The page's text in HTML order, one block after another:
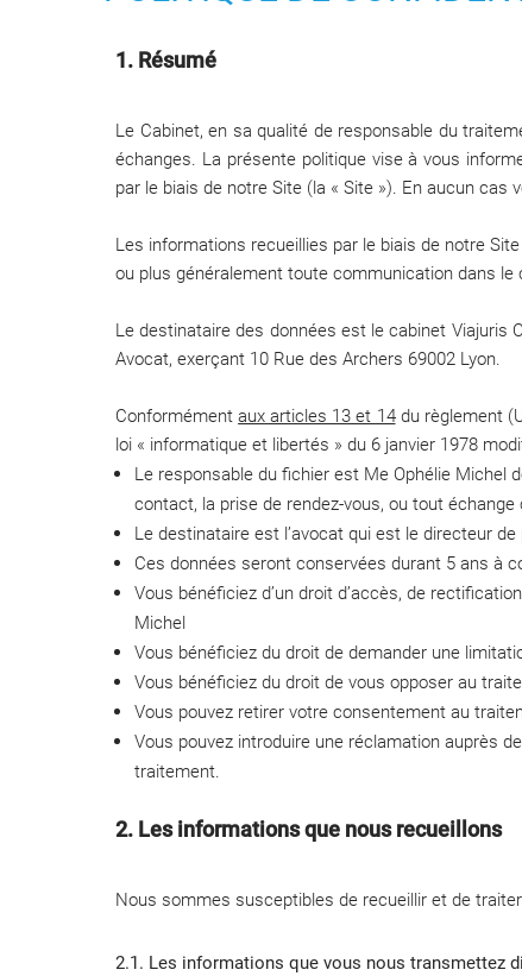
1. Résumé
Le Cabinet, en sa qualité de responsable du
échanges. La présente politique vise à vous
par le biais de notre Site (la « Site »). En aucun
Les informations recueillies par le biais de notre
ou plus généralement toute communication dans le
Le destinataire des données est le cabinet Viajuris
Avocat, exerçant 10 Rue des Archers 69002 Lyon.
Conformémentaux articles 13 et 14du règlement
loi « informatique et libertés » du 6 janvier 1978
Le responsable du fichier est Me Ophélie
contact, la prise de rendez-vous, ou tout
Le destinataire est l’avocat qui est le directeur
Ces données seront conservées durant 5 ans à
Vous bénéficiez d’un droit d’accès, de
Michel
Vous bénéficiez du droit de demander une
Vous bénéficiez du droit de vous opposer au
Vous pouvez retirer votre consentement au
Vous pouvez introduire une réclamation auprès
traitement.
2. Les informations que nous recueillons
Nous sommes susceptibles de recueillir et de
2.1. Les informations que vous nous transmettez